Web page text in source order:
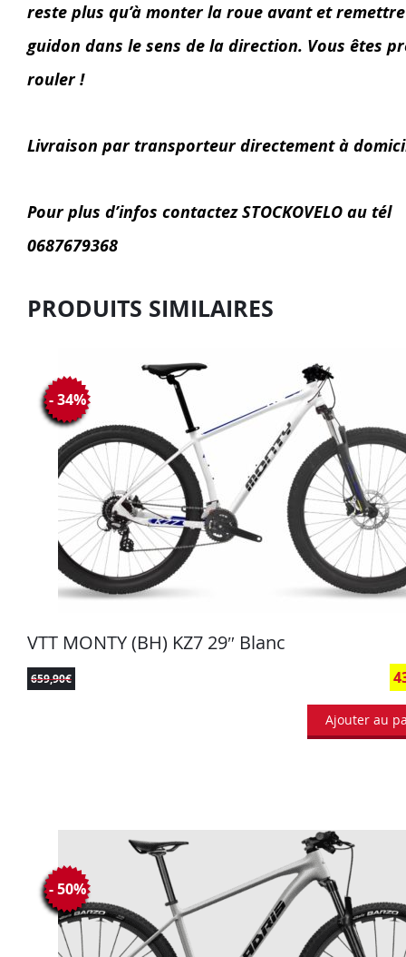
reste plus qu’à monter la roue avant et
guidon dans le sens de la direction. Vous êtes
rouler !
Livraison par transporteur directement à
Pour plus d’infos contactez STOCKOVELO au tél
0687679368
PRODUITS SIMILAIRES
VTT MONTY (BH) KZ7 29″ Blanc
659,90€
- 34%
Ajouter au
- 50%